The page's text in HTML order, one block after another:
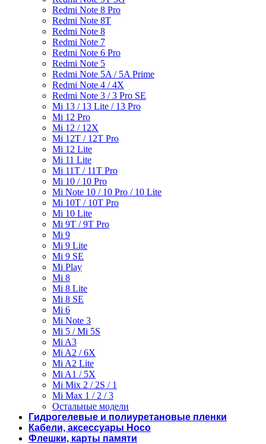
Redmi Note 8 Pro
Redmi Note 8T
Redmi Note 8
Redmi Note 7
Redmi Note 6 Pro
Redmi Note 5
Redmi Note 5A / 5A Prime
Redmi Note 4 / 4X
Redmi Note 3 / 3 Pro SE
Mi 13 / 13 Lite / 13 Pro
Mi 12 Pro
Mi 12 / 12X
Mi 12T / 12T Pro
Mi 12 Lite
Mi 11 Lite
Mi 11T / 11T Pro
Mi 10 / 10 Pro
Mi Note 10 / 10 Pro / 10 Lite
Mi 10T / 10T Pro
Mi 10 Lite
Mi 9T / 9T Pro
Mi 9
Mi 9 Lite
Mi 9 SE
Mi Play
Mi 8
Mi 8 Lite
Mi 8 SE
Mi 6
Mi Note 3
Mi 5 / Mi 5S
Mi A3
Mi A2 / 6X
Mi A2 Lite
Mi A1 / 5X
Mi Mix 2 / 2S / 1
Mi Max 1 / 2 / 3
Остальные модели
Гидрогелевые и полиуретановые пленки
Кабели, аксессуары Hoco
Флешки, карты памяти